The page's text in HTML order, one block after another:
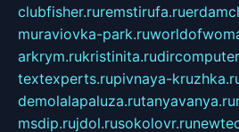
clubfisher.ruremstirufa.ru
muraviovka-park.ru
arkrym.rukristinita.ru
textexperts.rupivnaya-
demolalapaluza.rutanyavanya.ru
msdip.rujdol.rusokolovr.ru